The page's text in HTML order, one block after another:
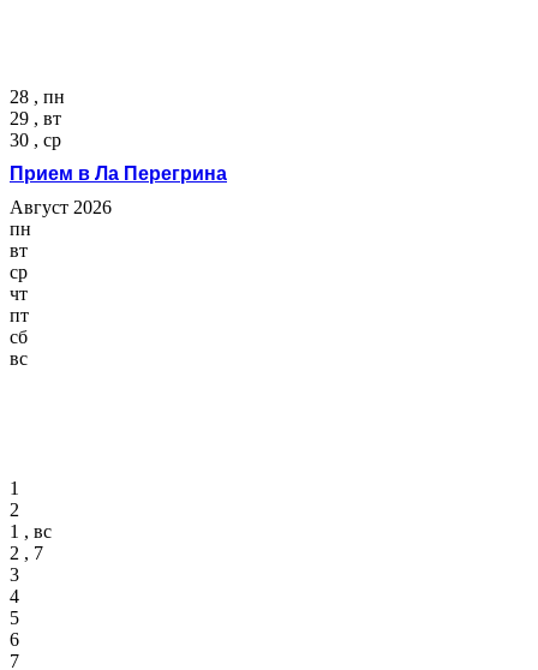
28 , пн
29 , вт
30 , ср
Прием в Ла Перегрина
Август 2026
пн
вт
ср
чт
пт
сб
вс
1
2
1 , вс
2 , 7
3
4
5
6
7